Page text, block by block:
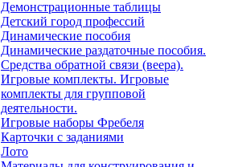
Демонстрационные таблицы
Детский город профессий
Динамические пособия
Динамические раздаточные пособия.
Средства обратной связи (веера).
Игровые комплекты. Игровые
комплекты для групповой
деятельности.
Игровые наборы Фребеля
Карточки с заданиями
Лото